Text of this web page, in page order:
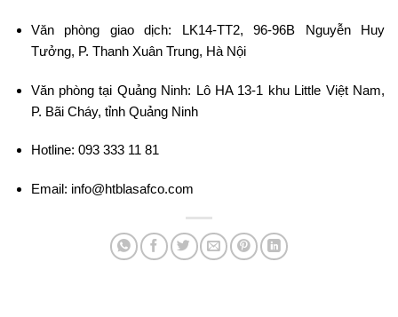
Văn phòng giao dịch: LK14-TT2, 96-96B Nguyễn Huy
Tưởng, P. Thanh Xuân Trung, Hà Nội
Văn phòng tại Quảng Ninh: Lô HA 13-1 khu Little Việt Nam,
P. Bãi Cháy, tỉnh Quảng Ninh
Hotline: 093 333 11 81
Email: info@htblasafco.com